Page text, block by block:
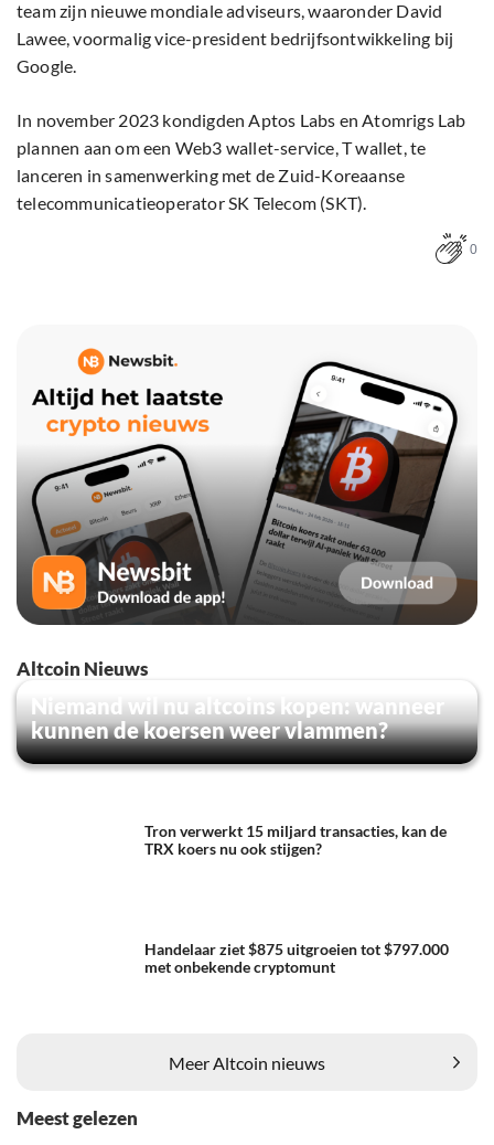
team zijn nieuwe mondiale adviseurs, waaronder David
Lawee, voormalig vice-president bedrijfsontwikkeling bij
Google.
In november 2023 kondigden Aptos Labs en Atomrigs Lab
plannen aan om een Web3 wallet-service, T wallet, te
lanceren in samenwerking met de Zuid-Koreaanse
telecommunicatieoperator SK Telecom (SKT).
0
Altcoin Nieuws
Niemand wil nu altcoins kopen: wanneer
kunnen de koersen weer vlammen?
Tron verwerkt 15 miljard transacties, kan de
TRX koers nu ook stijgen?
Handelaar ziet $875 uitgroeien tot $797.000
met onbekende cryptomunt
Meer Altcoin nieuws
Meest gelezen